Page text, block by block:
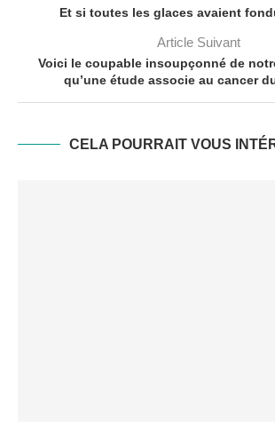
Et si toutes les glaces avaient
Article Suivant
Voici le coupable insoupçonné de
qu’une étude associe au cancer
CELA POURRAIT VOUS